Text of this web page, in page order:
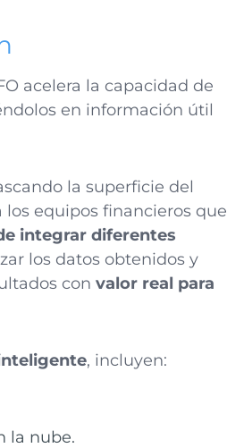
acelera la capacidad de
en información útil
la superficie del
equipos financieros que
integrar diferentes
los datos obtenidos y
con valor real para
, incluyen:
la nube.